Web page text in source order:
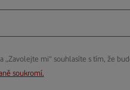
„Zavolejte mi“ souhlasíte s tím, že
soukromí.